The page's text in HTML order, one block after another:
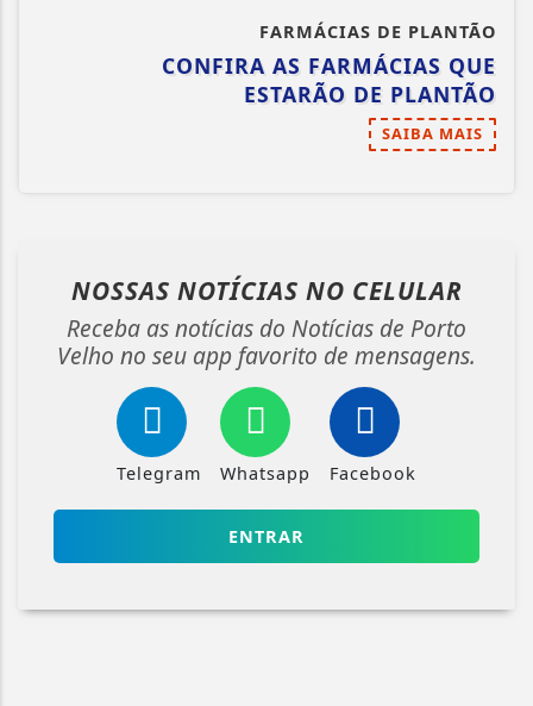
FARMÁCIAS DE PLANTÃO
CONFIRA AS FARMÁCIAS QUE
ESTARÃO DE PLANTÃO
SAIBA MAIS
NOSSAS NOTÍCIAS NO CELULAR
Receba as notícias do Notícias de Porto
Velho no seu app favorito de mensagens.
Telegram Whatsapp Facebook
ENTRAR